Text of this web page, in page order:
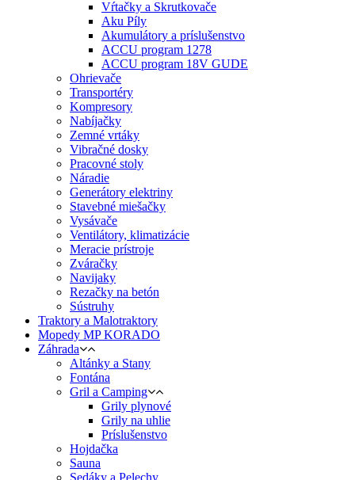
Vŕtačky a Skrutkovače
Aku Píly
Akumulátory a príslušenstvo
ACCU program 1278
ACCU program 18V GUDE
Ohrievače
Transportéry
Kompresory
Nabíjačky
Zemné vrtáky
Vibračné dosky
Pracovné stoly
Náradie
Generátory elektriny
Stavebné miešačky
Vysávače
Ventilátory, klimatizácie
Meracie prístroje
Zváračky
Navijaky
Rezačky na betón
Sústruhy
Traktory a Malotraktory
Mopedy MP KORADO
Záhrada
Altánky a Stany
Fontána
Gril a Camping
Grily plynové
Grily na uhlie
Príslušenstvo
Hojdačka
Sauna